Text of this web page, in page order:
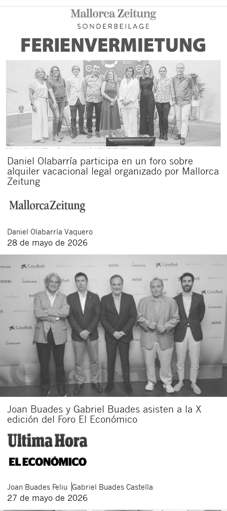
Daniel Olabarría participa en un foro sobre
alquiler vacacional legal organizado por Mallorca
Zeitung
Daniel Olabarría Vaquero
28 de mayo de 2026
Joan Buades y Gabriel Buades asisten a la X
edición del Foro El Económico
Joan Buades Feliu Gabriel Buades Castella
27 de mayo de 2026